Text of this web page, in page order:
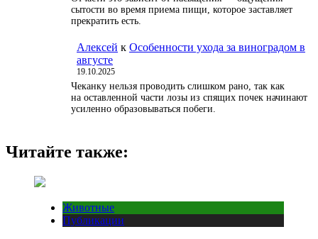
сытости во время приема пищи, которое заставляет
прекратить есть.
Алексей к Особенности ухода за виноградом в
августе
19.10.2025
Чеканку нельзя проводить слишком рано, так как
на оставленной части лозы из спящих почек начинают
усиленно образовываться побеги.
Читайте также:
Животные
Публикации